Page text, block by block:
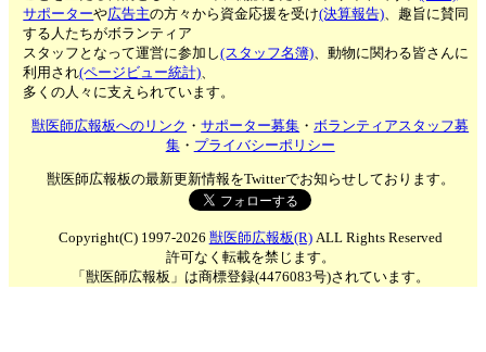
サポーターや広告主の方々から資金応援を受け(決算報告)、趣旨に賛同
する人たちがボランティア
スタッフとなって運営に参加し(スタッフ名簿)、動物に関わる皆さんに
利用され(ページビュー統計)、
多くの人々に支えられています。
獣医師広報板へのリンク ・サポーター募集 ・ボランティアスタッフ募
集・ プライバシーポリシー
獣医師広報板の最新更新情報をTwitterでお知らせしております。
Copyright(C) 1997-2026 獣医師広報板(R)ALL Rights Reserved
許可なく転載を禁じます。
「獣医師広報板」は商標登録(4476083号)されています。